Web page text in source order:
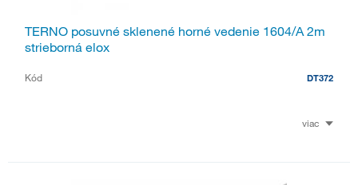
TERNO posuvné sklenené horné vedenie 1604/A 2m
strieborná elox
Kód DT372
viac